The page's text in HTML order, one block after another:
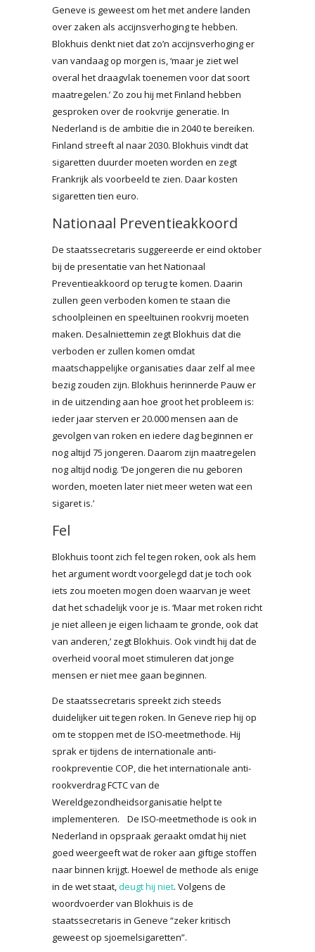
Geneve is geweest om het met andere landen
over zaken als accijnsverhoging te hebben.
Blokhuis denkt niet dat zo’n accijnsverhoging er
van vandaag op morgen is, ‘maar je ziet wel
overal het draagvlak toenemen voor dat soort
maatregelen.’ Zo zou hij met Finland hebben
gesproken over de rookvrije generatie. In
Nederland is de ambitie die in 2040 te bereiken.
Finland streeft al naar 2030. Blokhuis vindt dat
sigaretten duurder moeten worden en zegt
Frankrijk als voorbeeld te zien. Daar kosten
sigaretten tien euro.
Nationaal Preventieakkoord
De staatssecretaris suggereerde er eind oktober
bij de presentatie van het Nationaal
Preventieakkoord op terug te komen. Daarin
zullen geen verboden komen te staan die
schoolpleinen en speeltuinen rookvrij moeten
maken. Desalniettemin zegt Blokhuis dat die
verboden er zullen komen omdat
maatschappelijke organisaties daar zelf al mee
bezig zouden zijn. Blokhuis herinnerde Pauw er
in de uitzending aan hoe groot het probleem is:
ieder jaar sterven er 20.000 mensen aan de
gevolgen van roken en iedere dag beginnen er
nog altijd 75 jongeren. Daarom zijn maatregelen
nog altijd nodig. ‘De jongeren die nu geboren
worden, moeten later niet meer weten wat een
sigaret is.’
Fel
Blokhuis toont zich fel tegen roken, ook als hem
het argument wordt voorgelegd dat je toch ook
iets zou moeten mogen doen waarvan je weet
dat het schadelijk voor je is. ‘Maar met roken richt
je niet alleen je eigen lichaam te gronde, ook dat
van anderen,’ zegt Blokhuis. Ook vindt hij dat de
overheid vooral moet stimuleren dat jonge
mensen er niet mee gaan beginnen.
De staatssecretaris spreekt zich steeds
duidelijker uit tegen roken. In Geneve riep hij op
om te stoppen met de ISO-meetmethode. Hij
sprak er tijdens de internationale anti-
rookpreventie COP, die het internationale anti-
rookverdrag FCTC van de
Wereldgezondheidsorganisatie helpt te
implementeren. De ISO-meetmethode is ook in
Nederland in opspraak geraakt omdat hij niet
goed weergeeft wat de roker aan giftige stoffen
naar binnen krijgt. Hoewel de methode als enige
in de wet staat,deugt hij niet. Volgens de
woordvoerder van Blokhuis is de
staatssecretaris in Geneve “zeker kritisch
geweest op sjoemelsigaretten”.